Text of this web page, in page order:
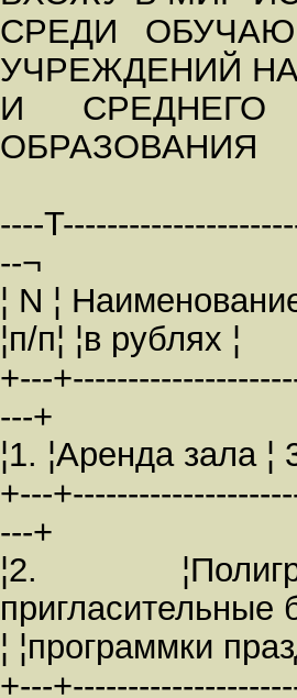
СРЕДИ
УЧРЕЖДЕНИЙ
И СРЕДНЕГО
ОБРАЗОВАНИЯ
----
--¬
¦ N ¦
¦п/п¦ ¦в рублях ¦
+---
---+
¦1. ¦Аренда зала ¦
+---
---+
¦2.
пригласительные
¦ ¦программки
+---